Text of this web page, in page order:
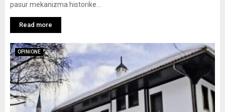
pasur mekanizma historike...
Read more
OPINIONE